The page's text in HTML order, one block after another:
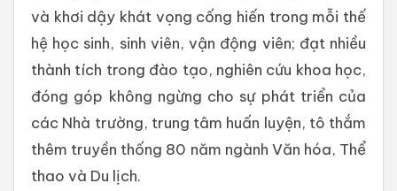
và khơi dậy khát vọng cống hiến trong mỗi thế
hệ học sinh, sinh viên, vận động viên; đạt nhiều
thành tích trong đào tạo, nghiên cứu khoa học,
đóng góp không ngừng cho sự phát triển của
các Nhà trường, trung tâm huấn luyện, tô thắm
thêm truyền thống 80 năm ngành Văn hóa, Thể
thao và Du lịch.